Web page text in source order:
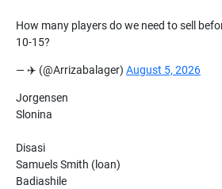
How many players do we need to sell
10-15?
— ✈️ (@Arrizabalager) August 5, 2026
Jorgensen
Slonina
Disasi
Samuels Smith (loan)
Badiashile